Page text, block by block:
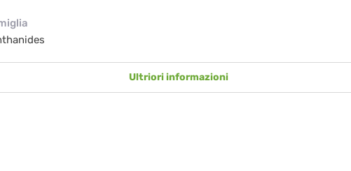
Ultriori informazioni